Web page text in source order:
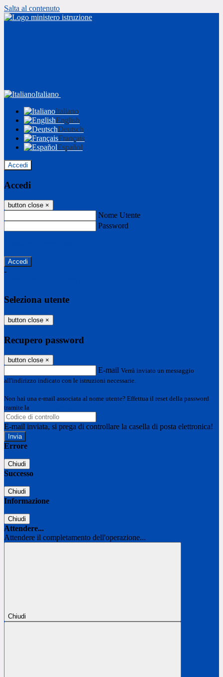
Salta al contenuto
Italiano
Italiano
English
Deutsch
Français
Español
Accedi
Accedi
button close ×
Nome Utente
Password
-
Seleziona utente
button close ×
Recupero password
button close ×
E-mail Verrà inviato un messaggio
all'indirizzo indicato con le istruzioni necessarie.
Non hai una e-mail associata al nome utente? Effettua il reset della password
tramite la
E-mail inviata, si prega di controllare la casella di posta elettronica!
Errore
Chiudi
Successo
Chiudi
Informazione
Chiudi
Attendere...
Attendere il completamento dell'operazione...
Chiudi